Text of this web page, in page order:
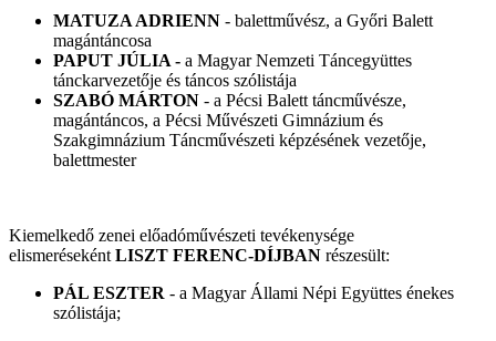
MATUZA ADRIENN - balettművész, a Győri Balett
magántáncosa
PAPUT JÚLIA - a Magyar Nemzeti Táncegyüttes
tánckarvezetője és táncos szólistája
SZABÓ MÁRTON - a Pécsi Balett táncművésze,
magántáncos, a Pécsi Művészeti Gimnázium és
Szakgimnázium Táncművészeti képzésének vezetője,
balettmester
Kiemelkedő zenei előadóművészeti tevékenysége
elismeréseként LISZT FERENC-DÍJBAN részesült:
PÁL ESZTER - a Magyar Állami Népi Együttes énekes
szólistája;